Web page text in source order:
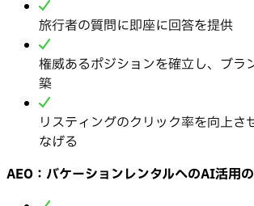
旅行者の質問に即座に回答を提供
権威あるポジションを確立し、ブラ
築
リスティングのクリック率を向上さ
なげる
AEO：バケーションレンタルへのAI活用